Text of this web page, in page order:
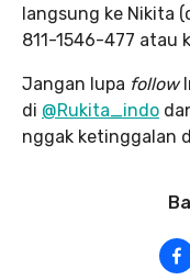
langsung ke Nikita
811-1546-477 atau
Jangan lupa follow
di @Rukita_indo
nggak ketinggalan